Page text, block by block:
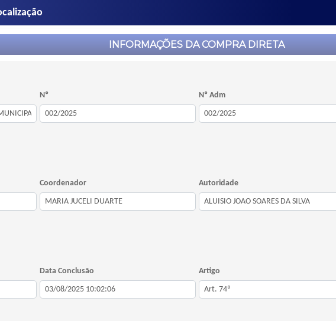
INFORMAÇÕES DA COMPRA DIRETA
Nº Nº Adm
Coordenador Autoridade
Data Conclusão Artigo